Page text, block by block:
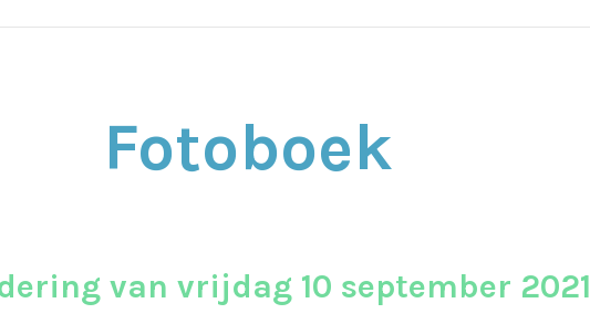
Fotoboek
van vrijdag 10 september 2021